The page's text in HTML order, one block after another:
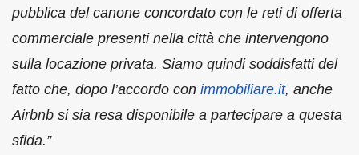
pubblica del canone concordato con le reti di offerta
commerciale presenti nella città che intervengono
sulla locazione privata. Siamo quindi soddisfatti del
fatto che, dopo l’accordo con immobiliare.it, anche
Airbnb si sia resa disponibile a partecipare a questa
sfida.”